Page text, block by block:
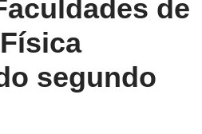
de
segundo